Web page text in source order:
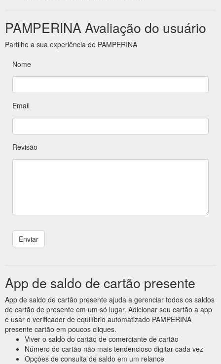
PAMPERINA Avaliação do usuário
Partilhe a sua experiência de PAMPERINA
Nome
Email
Revisão
App de saldo de cartão presente
App de saldo de cartão presente ajuda a gerenciar todos os saldos
de cartão de presente em um só lugar. Adicionar seu cartão a app
e usar o verificador de equilíbrio automatizado PAMPERINA
presente cartão em poucos cliques.
Viver o saldo do cartão de comerciante de cartão
Número do cartão não mais tendencioso digitar cada vez
Opções de consulta de saldo em um relance